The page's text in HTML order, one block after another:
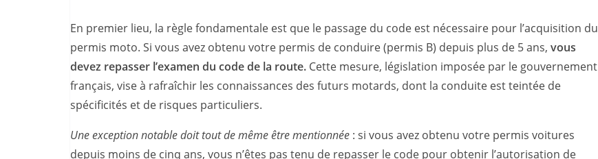
En premier lieu, la règle fondamentale est que le passage du code est nécessaire pour l’acquisition du
permis moto. Si vous avez obtenu votre permis de conduire (permis B) depuis plus de 5 ans, vous
devez repasser l’examen du code de la route. Cette mesure, législation imposée par le gouvernement
français, vise à rafraîchir les connaissances des futurs motards, dont la conduite est teintée de
spécificités et de risques particuliers.
Une exception notable doit tout de même être mentionnée : si vous avez obtenu votre permis voitures
depuis moins de cinq ans, vous n’êtes pas tenu de repasser le code pour obtenir l’autorisation de